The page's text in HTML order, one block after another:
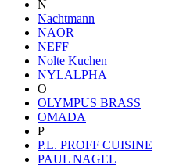
N
Nachtmann
NAOR
NEFF
Nolte Kuchen
NYLALPHA
O
OLYMPUS BRASS
OMADA
P
P.L. PROFF CUISINE
PAUL NAGEL